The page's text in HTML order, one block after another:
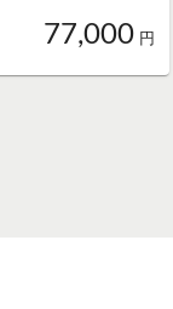
77,000 円